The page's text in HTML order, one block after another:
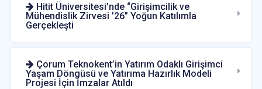
Hitit Üniversitesi’nde “Girişimcilik ve
Mühendislik Zirvesi ’26” Yoğun Katılımla
Gerçekleşti
Çorum Teknokent’in Yatırım Odaklı Girişimci
Yaşam Döngüsü ve Yatırıma Hazırlık Modeli
Projesi İçin İmzalar Atıldı